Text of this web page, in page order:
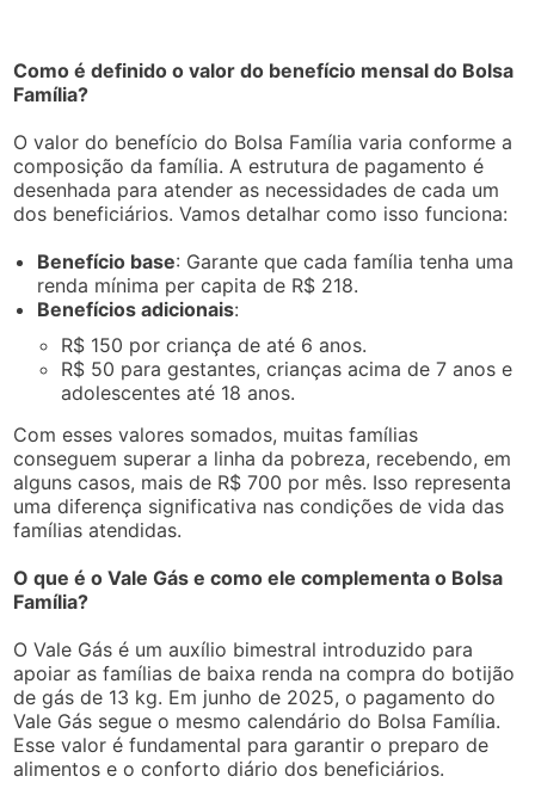
Como é definido o valor do benefício mensal do Bolsa
Família?
O valor do benefício do Bolsa Família varia conforme a
composição da família. A estrutura de pagamento é
desenhada para atender as necessidades de cada um
dos beneficiários. Vamos detalhar como isso funciona:
Benefício base: Garante que cada família tenha uma
renda mínima per capita de R$ 218.
Benefícios adicionais:
R$ 150 por criança de até 6 anos.
R$ 50 para gestantes, crianças acima de 7 anos e
adolescentes até 18 anos.
Com esses valores somados, muitas famílias
conseguem superar a linha da pobreza, recebendo, em
alguns casos, mais de R$ 700 por mês. Isso representa
uma diferença significativa nas condições de vida das
famílias atendidas.
O que é o Vale Gás e como ele complementa o Bolsa
Família?
O Vale Gás é um auxílio bimestral introduzido para
apoiar as famílias de baixa renda na compra do botijão
de gás de 13 kg. Em junho de 2025, o pagamento do
Vale Gás segue o mesmo calendário do Bolsa Família.
Esse valor é fundamental para garantir o preparo de
alimentos e o conforto diário dos beneficiários.